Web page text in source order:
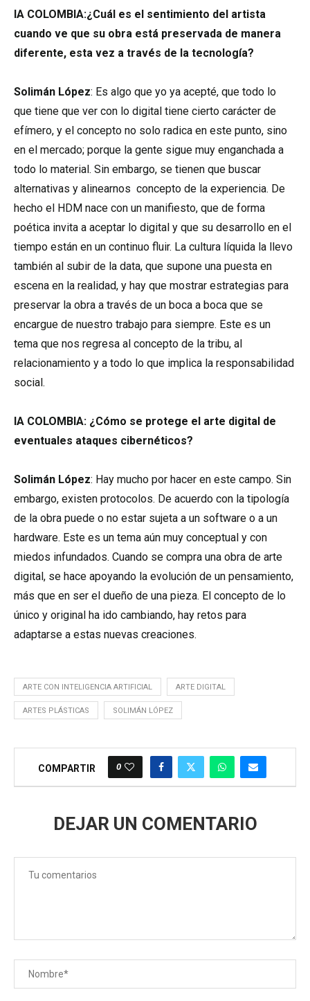
IA COLOMBIA:¿Cuál es el sentimiento del artista
cuando ve que su obra está preservada de manera
diferente, esta vez a través de la tecnología?
Solimán López: Es algo que yo ya acepté, que todo lo
que tiene que ver con lo digital tiene cierto carácter de
efímero, y el concepto no solo radica en este punto, sino
en el mercado; porque la gente sigue muy enganchada a
todo lo material. Sin embargo, se tienen que buscar
alternativas y alinearnos concepto de la experiencia. De
hecho el HDM nace con un manifiesto, que de forma
poética invita a aceptar lo digital y que su desarrollo en el
tiempo están en un continuo fluir. La cultura líquida la llevo
también al subir de la data, que supone una puesta en
escena en la realidad, y hay que mostrar estrategias para
preservar la obra a través de un boca a boca que se
encargue de nuestro trabajo para siempre. Este es un
tema que nos regresa al concepto de la tribu, al
relacionamiento y a todo lo que implica la responsabilidad
social.
IA COLOMBIA: ¿Cómo se protege el arte digital de
eventuales ataques cibernéticos?
Solimán López: Hay mucho por hacer en este campo. Sin
embargo, existen protocolos. De acuerdo con la tipología
de la obra puede o no estar sujeta a un software o a un
hardware. Este es un tema aún muy conceptual y con
miedos infundados. Cuando se compra una obra de arte
digital, se hace apoyando la evolución de un pensamiento,
más que en ser el dueño de una pieza. El concepto de lo
único y original ha ido cambiando, hay retos para
adaptarse a estas nuevas creaciones.
ARTE CON INTELIGENCIA ARTIFICIAL ARTE DIGITAL
ARTES PLÁSTICAS SOLIMÁN LÓPEZ
COMPARTIR 0
DEJAR UN COMENTARIO